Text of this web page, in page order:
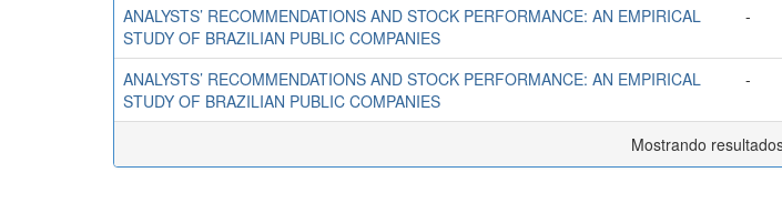
ANALYSTS’ RECOMMENDATIONS AND STOCK PERFORMANCE: AN EMPIRICAL
STUDY OF BRAZILIAN PUBLIC COMPANIES
-
ANALYSTS’ RECOMMENDATIONS AND STOCK PERFORMANCE: AN EMPIRICAL
STUDY OF BRAZILIAN PUBLIC COMPANIES
-
Mostrando